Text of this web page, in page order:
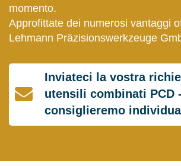
momento.
Approfittate dei numerosi vantaggi
Lehmann Präzisionswerkzeuge
Inviateci la vostra
utensili combinati PCD
consiglieremo